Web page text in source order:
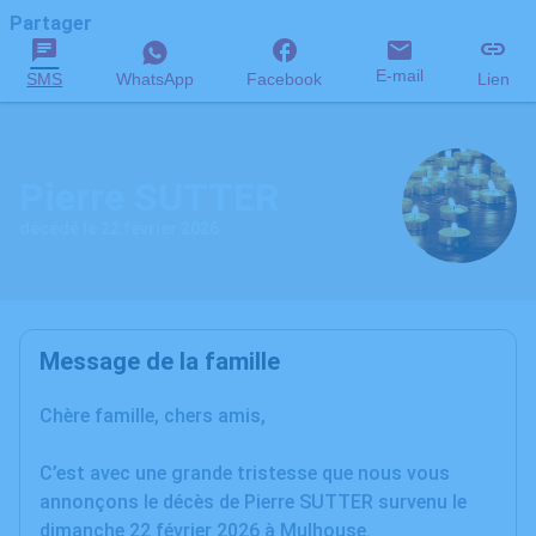
Partager
SMS WhatsApp Facebook E-mail Lien
Message de la famille
Chère famille, chers amis,
C’est avec une grande tristesse que nous vous
annonçons le décès de Pierre SUTTER survenu le
dimanche 22 février 2026 à Mulhouse.